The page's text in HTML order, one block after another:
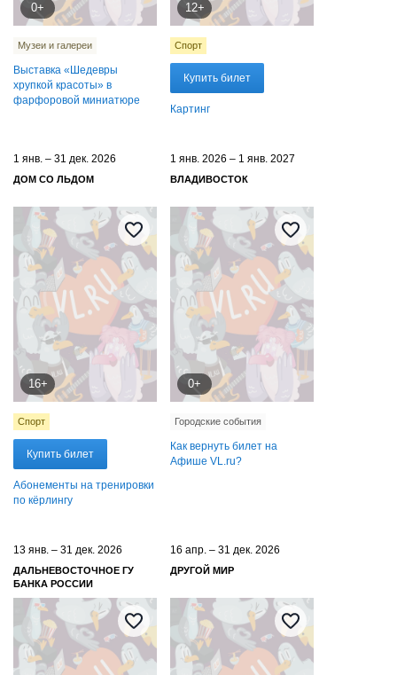
0+
Музеи и галереи
Выставка «Шедевры
хрупкой красоты» в
фарфоровой миниатюре
12+
Спорт
Купить билет
Картинг
1 янв. – 31 дек. 2026
ДОМ СО ЛЬДОМ
16+
Спорт
Купить билет
Абонементы на тренировки
по кёрлингу
1 янв. 2026 – 1 янв. 2027
ВЛАДИВОСТОК
0+
Городские события
Как вернуть билет на
Афише VL.ru?
13 янв. – 31 дек. 2026
ДАЛЬНЕВОСТОЧНОЕ ГУ
БАНКА РОССИИ
16 апр. – 31 дек. 2026
ДРУГОЙ МИР